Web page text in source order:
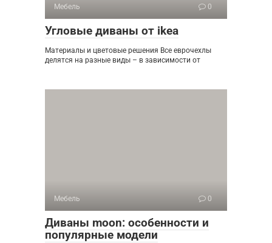
Мебель 0
Угловые диваны от ikea
Материалы и цветовые решения Все еврочехлы
делятся на разные виды – в зависимости от
Мебель 0
Диваны moon: особенности и
популярные модели